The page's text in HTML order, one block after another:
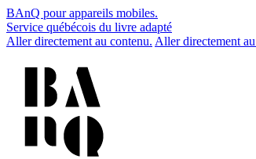
BAnQ pour appareils mobiles.
Service québécois du livre adapté
Aller directement au contenu. Aller directement